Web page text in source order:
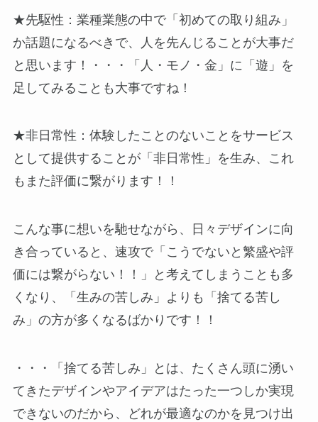
★先駆性：業種業態の中で「初めての取り組み」
か話題になるべきで、人を先んじることが大事だ
と思います！・・・「人・モノ・金」に「遊」を
足してみることも大事ですね！
★非日常性：体験したことのないことをサービス
として提供することが「非日常性」を生み、これ
もまた評価に繋がります！！
こんな事に想いを馳せながら、日々デザインに向
き合っていると、速攻で「こうでないと繁盛や評
価には繋がらない！！」と考えてしまうことも多
くなり、「生みの苦しみ」よりも「捨てる苦し
み」の方が多くなるばかりです！！
・・・「捨てる苦しみ」とは、たくさん頭に湧い
てきたデザインやアイデアはたった一つしか実現
できないのだから、どれが最適なのかを見つけ出